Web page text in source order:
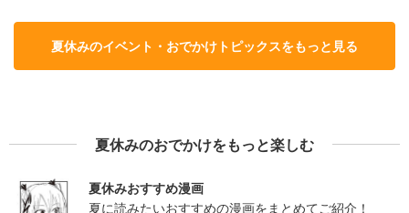
夏休みのイベント・おでかけトピックスをもっと見る
夏休みのおでかけをもっと楽しむ
夏休みおすすめ漫画
夏に読みたいおすすめの漫画をまとめてご紹介！